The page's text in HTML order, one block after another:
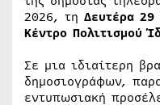
2026, τη Δευτέρα 29
Κέντρο Πολιτισμού
Σε μια ιδιαίτερη
δημοσιογράφων,
εντυπωσιακή